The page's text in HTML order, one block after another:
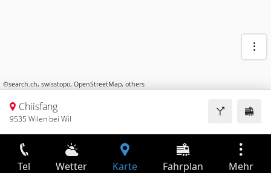
©search.ch, swisstopo, OpenStreetMap, others
Chiisfang
9535 Wilen bei Wil
Tel Wetter Karte Fahrplan Mehr